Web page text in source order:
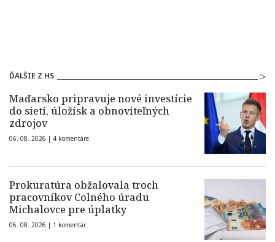
ĎALŠIE Z HS
Maďarsko pripravuje nové investície
do sietí, úložísk a obnoviteľných
zdrojov
06. 08. 2026 | 4 komentáre
Prokuratúra obžalovala troch
pracovníkov Colného úradu
Michalovce pre úplatky
06. 08. 2026 | 1 komentár